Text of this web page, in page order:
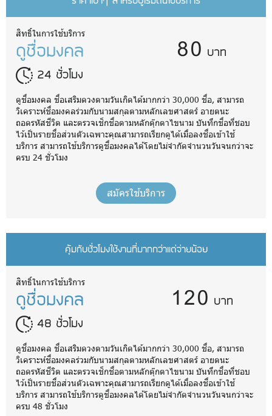
สิทธิ์ในการใช้บริการ
ดูชื่อมงคล
24 ชั่วโมง
80 บาท
ดูชื่อมงคล ชื่อเสริมดวงตามวันเกิดได้มากกว่า 30,000 ชื่อ, สามารถ
วิเคราะห์ชื่อมงคลร่วมกับนามสกุลตามหลักเลขศาสตร์ อายตนะ
ถอดรหัสชีวิต และตรวจเช็กชื่อตามหลักตุ๊กตาไขนาม บันทึกชื่อที่ชอบ
ไว้เป็นรายชื่อส่วนตัวเฉพาะคุณสามารถเรียกดูได้เมื่อลงชื่อเข้าใช้
บริการ สามารถใช้บริการดูชื่อมงคลได้โดยไม่จำกัดจำนวนวันจนกว่าจะ
ครบ 24 ชั่วโมง
สมัครใช้บริการ
คุ้มกับชั่วโมงใช้งานที่มากกว่าแต่จ่ายน้อย
สิทธิ์ในการใช้บริการ
ดูชื่อมงคล
48 ชั่วโมง
120 บาท
ดูชื่อมงคล ชื่อเสริมดวงตามวันเกิดได้มากกว่า 30,000 ชื่อ, สามารถ
วิเคราะห์ชื่อมงคลร่วมกับนามสกุลตามหลักเลขศาสตร์ อายตนะ
ถอดรหัสชีวิต และตรวจเช็กชื่อตามหลักตุ๊กตาไขนาม บันทึกชื่อที่ชอบ
ไว้เป็นรายชื่อส่วนตัวเฉพาะคุณสามารถเรียกดูได้เมื่อลงชื่อเข้าใช้
บริการ สามารถใช้บริการดูชื่อมงคลได้โดยไม่จำกัดจำนวนวันจนกว่าจะ
ครบ 48 ชั่วโมง